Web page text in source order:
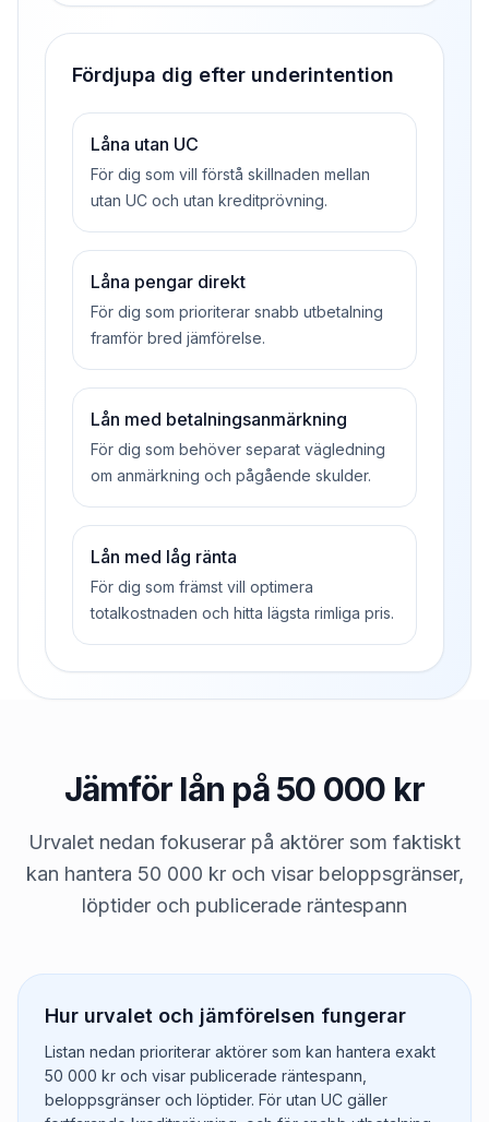
Fördjupa dig efter underintention
Låna utan UC
För dig som vill förstå skillnaden mellan
utan UC och utan kreditprövning.
Låna pengar direkt
För dig som prioriterar snabb utbetalning
framför bred jämförelse.
Lån med betalningsanmärkning
För dig som behöver separat vägledning
om anmärkning och pågående skulder.
Lån med låg ränta
För dig som främst vill optimera
totalkostnaden och hitta lägsta rimliga pris.
Jämför lån på 50 000 kr
Urvalet nedan fokuserar på aktörer som faktiskt
kan hantera 50 000 kr och visar beloppsgränser,
löptider och publicerade räntespann
Hur urvalet och jämförelsen fungerar
Listan nedan prioriterar aktörer som kan hantera exakt
50 000 kr och visar publicerade räntespann,
beloppsgränser och löptider. För utan UC gäller